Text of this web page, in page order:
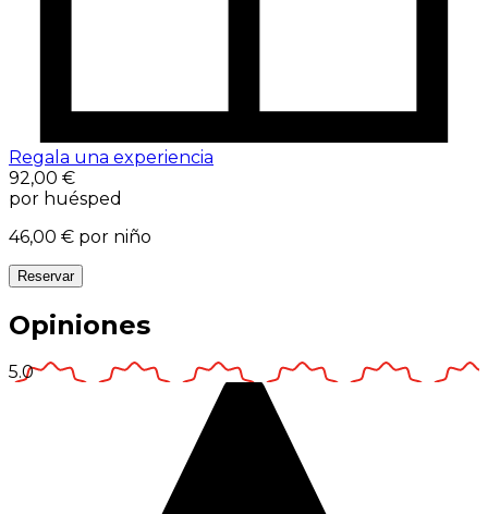
Regala una experiencia
92,00 €
por huésped
46,00 € por niño
Reservar
Opiniones
5.0